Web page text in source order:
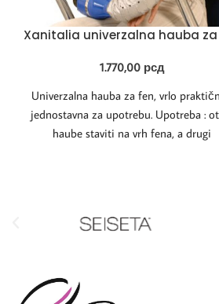
Xanitalia univerzalna hauba
1.770,00 рсд
Univerzalna hauba za fen, vrlo
jednostavna za upotrebu. Upotreba :
haube staviti na vrh fena, a drugi